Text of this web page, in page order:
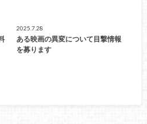
2025.7.28
ある映画の異変について目撃情報
を募ります